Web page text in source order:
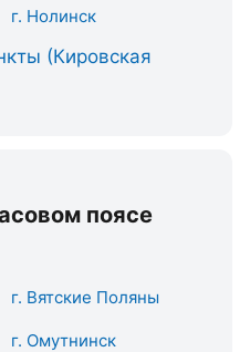
г. Нолинск
(Кировская
поясе
г. Вятские Поляны
г. Омутнинск